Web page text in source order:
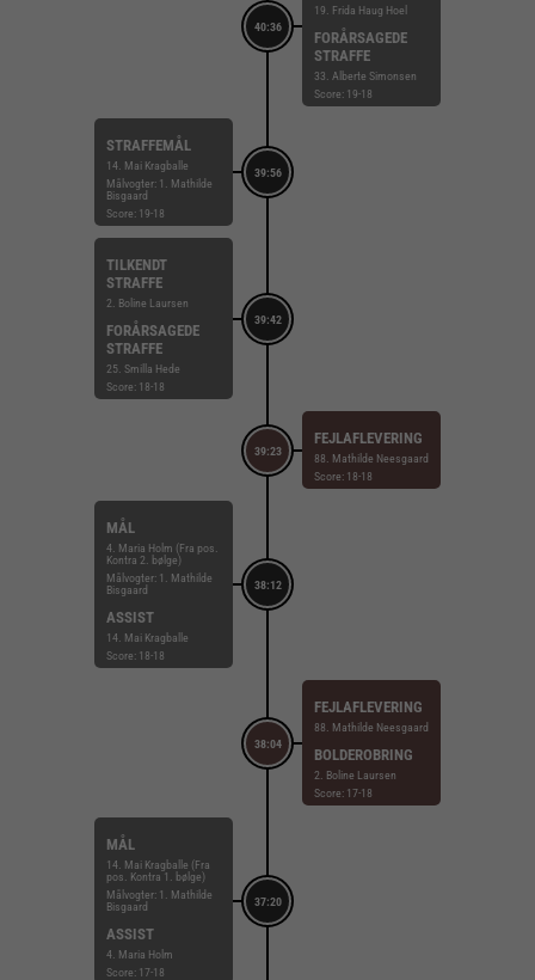
40:36
19. Frida Haug Hoel
FORÅRSAGEDE
STRAFFE
33. Alberte Simonsen
Score: 19-18
39:56
STRAFFEMÅL
14. Mai Kragballe
Målvogter: 1. Mathilde
Bisgaard
Score: 19-18
39:42
TILKENDT
STRAFFE
2. Boline Laursen
FORÅRSAGEDE
STRAFFE
25. Smilla Hede
Score: 18-18
39:23
FEJLAFLEVERING
88. Mathilde Neesgaard
Score: 18-18
38:12
MÅL
4. Maria Holm (Fra pos.
Kontra 2. bølge)
Målvogter: 1. Mathilde
Bisgaard
ASSIST
14. Mai Kragballe
Score: 18-18
38:04
FEJLAFLEVERING
88. Mathilde Neesgaard
BOLDEROBRING
2. Boline Laursen
Score: 17-18
37:20
MÅL
14. Mai Kragballe (Fra
pos. Kontra 1. bølge)
Målvogter: 1. Mathilde
Bisgaard
ASSIST
4. Maria Holm
Score: 17-18